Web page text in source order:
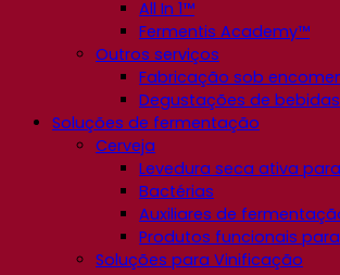
All In 1™
Fermentis Academy™
Outros serviços
Fabricação sob
Degustações de bebidas
Soluções de fermentação
Cerveja
Levedura seca ativa
Bactérias
Auxiliares de
Produtos funcionais
Soluções para Vinificação